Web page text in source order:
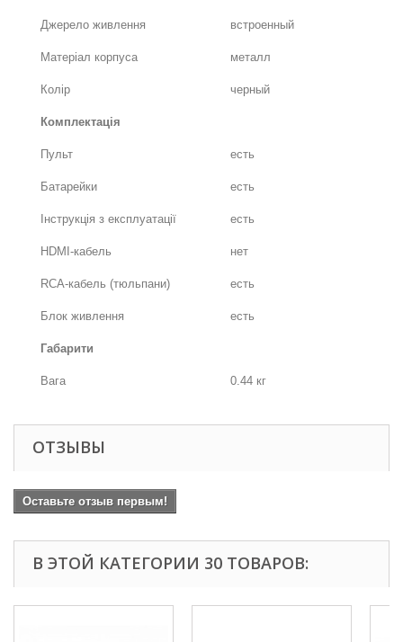
Джерело живлення встроенный
Матеріал корпуса металл
Колір черный
Комплектація
Пульт есть
Батарейки есть
Інструкція з експлуатації есть
HDMI-кабель нет
RCA-кабель (тюльпани) есть
Блок живлення есть
Габарити
Вага 0.44 кг
ОТЗЫВЫ
Оставьте отзыв первым!
В ЭТОЙ КАТЕГОРИИ 30 ТОВАРОВ: